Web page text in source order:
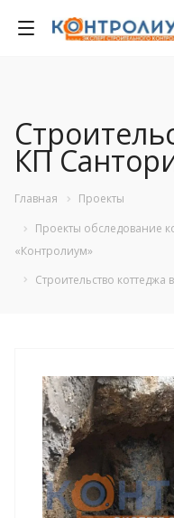
КП
Главная
Проекты
Проекты обследование
«Контролиум»
Строительство коттеджа